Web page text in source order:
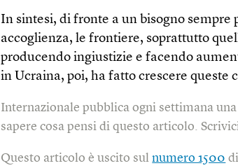
In sintesi, di fronte a un bisogno
accoglienza, le frontiere, soprattutto
producendo ingiustizie e facendo
in Ucraina, poi, ha fatto crescere queste
Internazionale pubblica ogni settimana
sapere cosa pensi di questo articolo.
Questo articolo è uscito sulnumero 1500